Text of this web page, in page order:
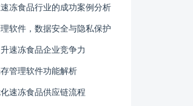
冻食品行业的成功案例分析
软件，数据安全与隐私保护
速冻食品企业竞争力
管理软件功能解析
速冻食品供应链流程